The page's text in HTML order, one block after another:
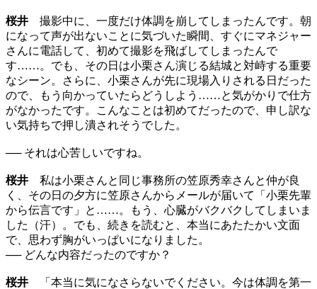
桜井 撮影中に、一度だけ体調を崩してしまったんです。朝
になって声が出ないことに気づいた瞬間、すぐにマネジャー
さんに電話して、初めて撮影を飛ばしてしまったんで
す……。でも、その日は小栗さん演じる結城と対峙する重要
なシーン。さらに、小栗さんが先に現場入りされる日だった
ので、もう向かっていたらどうしよう……と気がかりで仕方
がなかったです。こんなことは初めてだったので、申し訳な
い気持ちで押し潰されそうでした。
── それは心苦しいですね。
桜井 私は小栗さんと同じ事務所の笠原秀幸さんと仲が良
く、その日の夕方に笠原さんからメールが届いて「小栗先輩
から伝言です」と……。もう、心臓がバクバクしてしまいま
した（汗）。でも、続きを読むと、本当にあたたかい文面
で、思わず胸がいっぱいになりました。
── どんな内容だったのですか？
桜井 「本当に気になさらないでください。今は体調を第一